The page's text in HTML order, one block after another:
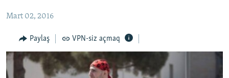
QANUNI DOĞRU
ARAŞDIRMA
MULTIMEDIA
Mart 02, 2016
Paylaş VPN-siz açmaq